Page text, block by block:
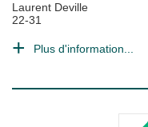
Laurent Deville
22-31
Plus d'information...